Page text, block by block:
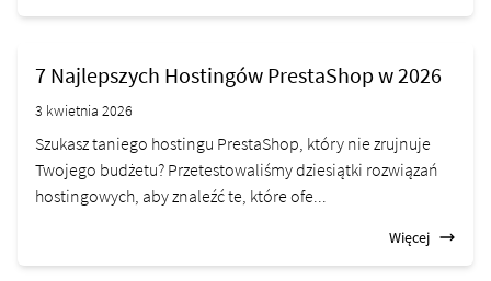
7 Najlepszych Hostingów PrestaShop w 2026
3 kwietnia 2026
Szukasz taniego hostingu PrestaShop, który nie zrujnuje
Twojego budżetu? Przetestowaliśmy dziesiątki rozwiązań
hostingowych, aby znaleźć te, które ofe...
Więcej